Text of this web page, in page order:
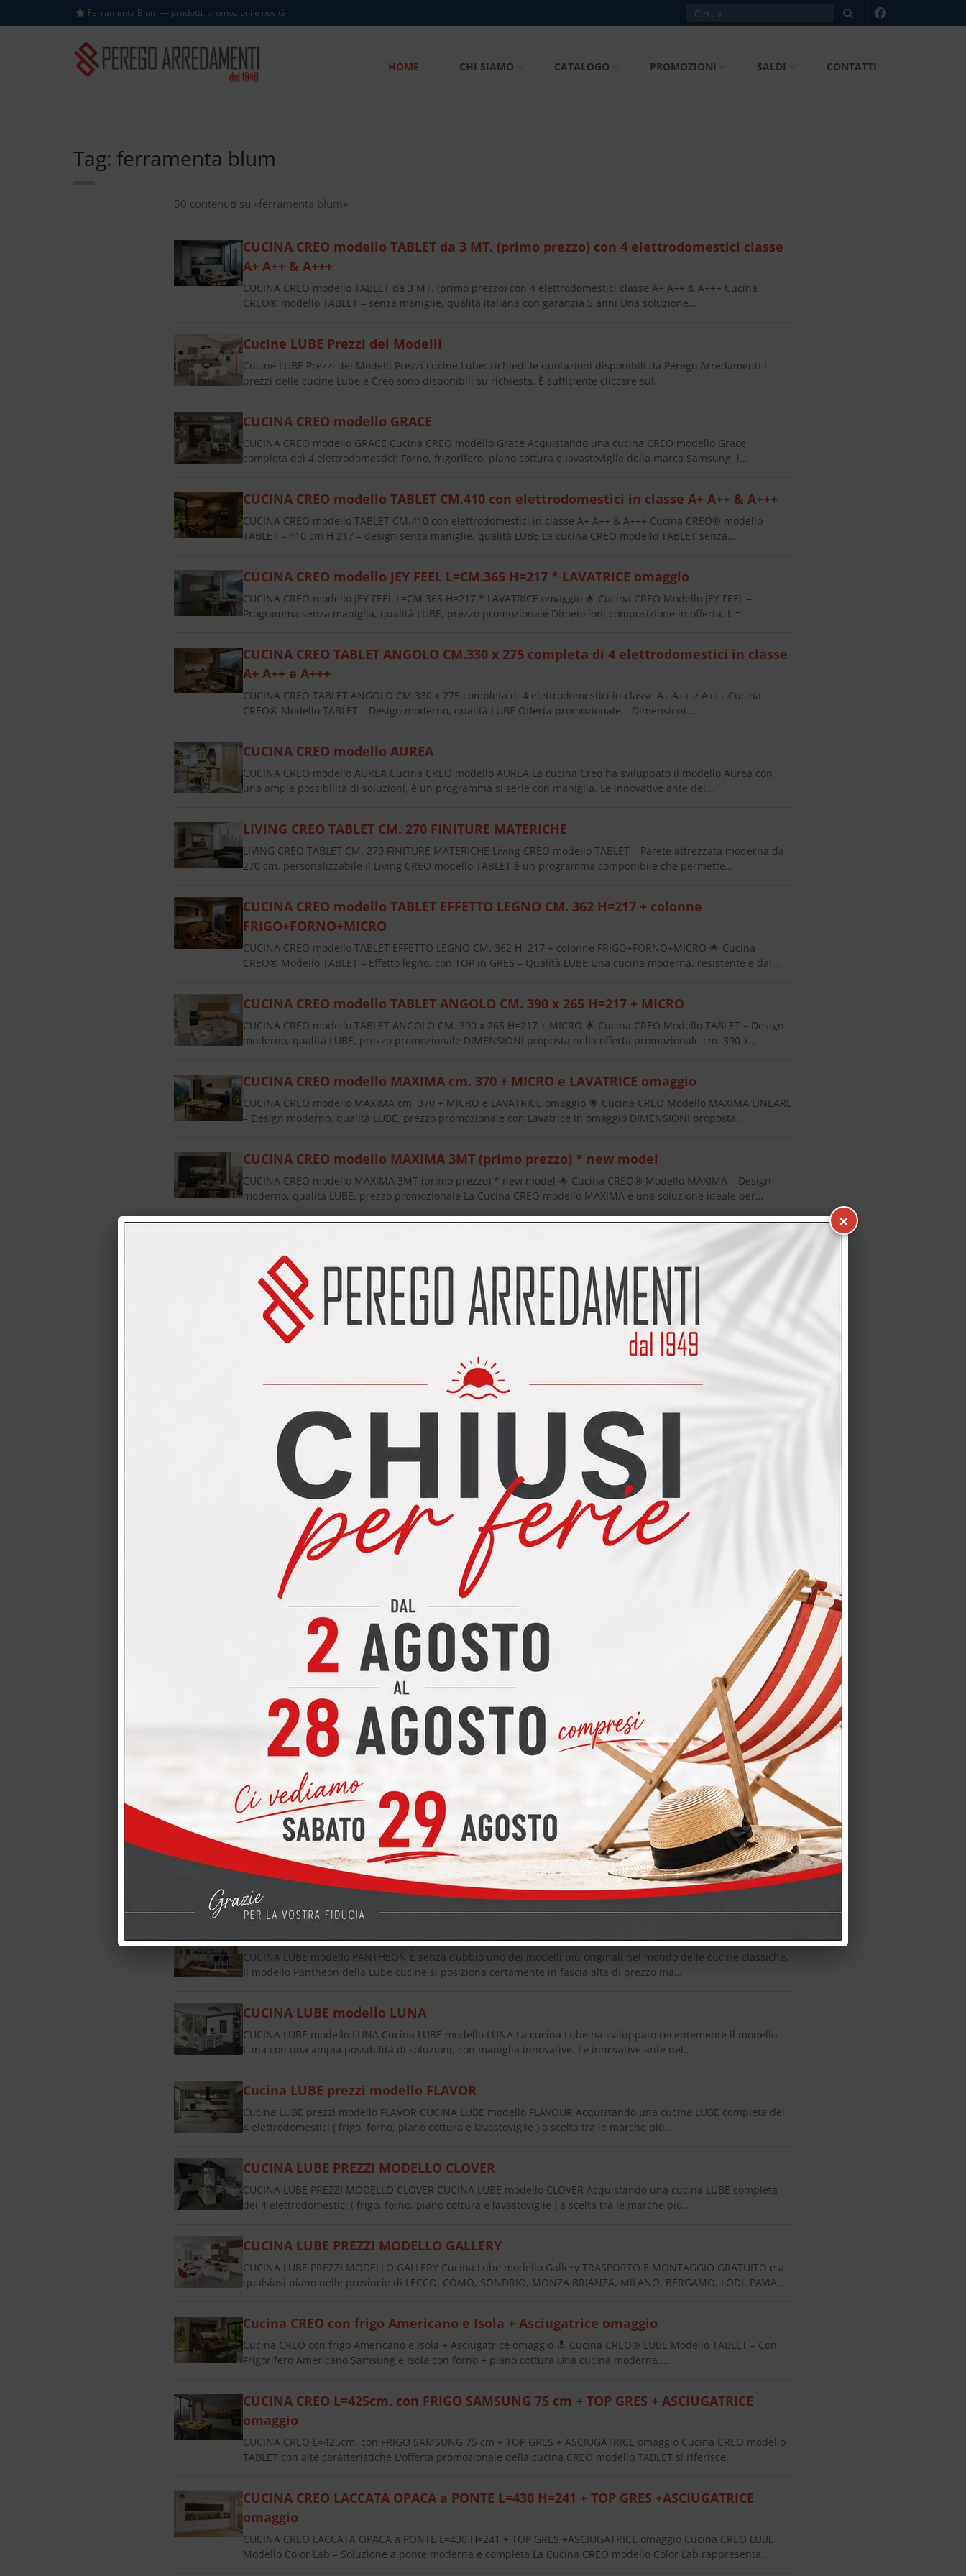
Ferramenta Blum — prodotti, promozioni e novità
HOME CHI SIAMO CATALOGO PROMOZIONI SALDI CONTATTI
Tag: ferramenta blum
50 contenuti su «ferramenta blum»
CUCINA CREO modello TABLET da 3 MT. (primo prezzo) con 4 elettrodomestici classe
A+ A++ & A+++
CUCINA CREO modello TABLET da 3 MT. (primo prezzo) con 4 elettrodomestici classe A+ A++ & A+++ Cucina
CREO® modello TABLET – senza maniglie, qualità italiana con garanzia 5 anni Una soluzione…
Cucine LUBE Prezzi dei Modelli
Cucine LUBE Prezzi dei Modelli Prezzi cucine Lube: richiedi le quotazioni disponibili da Perego Arredamenti I
prezzi delle cucine Lube e Creo sono disponibili su richiesta. È sufficiente cliccare sul…
CUCINA CREO modello GRACE
CUCINA CREO modello GRACE Cucina CREO modello Grace Acquistando una cucina CREO modello Grace
completa dei 4 elettrodomestici: Forno, frigorifero, piano cottura e lavastoviglie della marca Samsung, l…
CUCINA CREO modello TABLET CM.410 con elettrodomestici in classe A+ A++ & A+++
CUCINA CREO modello TABLET CM.410 con elettrodomestici in classe A+ A++ & A+++ Cucina CREO® modello
TABLET – 410 cm H 217 – design senza maniglie, qualità LUBE La cucina CREO modello TABLET senza…
CUCINA CREO modello JEY FEEL L=CM.365 H=217 * LAVATRICE omaggio
CUCINA CREO modello JEY FEEL L=CM.365 H=217 * LAVATRICE omaggio 🌟 Cucina CREO Modello JEY FEEL –
Programma senza maniglia, qualità LUBE, prezzo promozionale Dimensioni composizione in offerta: L =…
CUCINA CREO TABLET ANGOLO CM.330 x 275 completa di 4 elettrodomestici in classe
A+ A++ e A+++
CUCINA CREO TABLET ANGOLO CM.330 x 275 completa di 4 elettrodomestici in classe A+ A++ e A+++ Cucina
CREO® Modello TABLET – Design moderno, qualità LUBE Offerta promozionale – Dimensioni…
CUCINA CREO modello AUREA
CUCINA CREO modello AUREA Cucina CREO modello AUREA La cucina Creo ha sviluppato il modello Aurea con
una ampia possibilità di soluzioni, è un programma si serie con maniglia. Le innovative ante del…
LIVING CREO TABLET CM. 270 FINITURE MATERICHE
LIVING CREO TABLET CM. 270 FINITURE MATERICHE Living CREO modello TABLET – Parete attrezzata moderna da
270 cm, personalizzabile Il Living CREO modello TABLET è un programma componibile che permette…
CUCINA CREO modello TABLET EFFETTO LEGNO CM. 362 H=217 + colonne
FRIGO+FORNO+MICRO
CUCINA CREO modello TABLET EFFETTO LEGNO CM. 362 H=217 + colonne FRIGO+FORNO+MICRO 🌟 Cucina
CREO® Modello TABLET – Effetto legno, con TOP in GRES – Qualità LUBE Una cucina moderna, resistente e dal…
CUCINA CREO modello TABLET ANGOLO CM. 390 x 265 H=217 + MICRO
CUCINA CREO modello TABLET ANGOLO CM. 390 x 265 H=217 + MICRO 🌟 Cucina CREO Modello TABLET – Design
moderno, qualità LUBE, prezzo promozionale DIMENSIONI proposta nella offerta promozionale cm. 390 x…
CUCINA CREO modello MAXIMA cm. 370 + MICRO e LAVATRICE omaggio
CUCINA CREO modello MAXIMA cm. 370 + MICRO e LAVATRICE omaggio 🌟 Cucina CREO Modello MAXIMA LINEARE
– Design moderno, qualità LUBE, prezzo promozionale con Lavatrice in omaggio DIMENSIONI proposta…
CUCINA CREO modello MAXIMA 3MT (primo prezzo) * new model
CUCINA CREO modello MAXIMA 3MT (primo prezzo) * new model 🌟 Cucina CREO® Modello MAXIMA – Design
moderno, qualità LUBE, prezzo promozionale La Cucina CREO modello MAXIMA è una soluzione ideale per…
CUCINA CREO modello JEY CM. 335 🌟 Cucina CREO® Modello JEY FEEL – 335 cm H 217 – Design senza maniglie,
qualità LUBE La Cucina CREO modello JEY FEEL è una soluzione moderna, elegante e funzionale,…
CUCINA CREO modello SELMA
CUCINA CREO modello SELMA Cucina CREO modello Selma Acquistando una cucina CREO modello Oprah
completa dei 4 elettrodomestici: Forno, frigorifero, piano cottura e lavastoviglie della marca Samsung, l…
CUCINA CREO modello IRIS
CUCINA CREO modello IRIS Offerta promozionale per la cucina CREO modello Iris: Acquista una cucina CREO
modello Iris completa dei seguenti elettrodomestici: forno, frigorifero, piano cottura e…
CUCINA CREO MOD. JEY Feel L=450cm. con frigo INOX L=76 cm. H=203
CUCINA CREO MOD. JEY Feel L=450cm. con frigo INOX L=76 cm. H=203 🌟 Cucina CREO Modello JEY FEEL –
Moderna, senza maniglie, con frigorifero Samsung NO FROST incluso La cucina CREO Jey Feel , firmata…
CUCINA CREO modello OPRAH
CUCINA CREO modello OPRAH Cucina CREO modello Oprah Acquistando una cucina CREO modello Oprah
completa dei 4 elettrodomestici: Forno, frigorifero, piano cottura e lavastoviglie della marca Samsung, l…
CUCINA CREO mod. SMART (primo prezzo) 3MT
CUCINA CREO mod. SMART (primo prezzo) 3MT 🌟 Cucina CREO Modello SMART Neck – Qualità LUBE CREO al
miglior prezzo La Cucina CREO modello SMART neck è pensata per chi desidera una cucina moderna,…
Cucina CREO prezzi modello Rewind
Cucina CREO prezzi modello Rewind Cucina CREO modello Rewind L'offerta promozionale consiste: Acquistando
una cucina CREO modello Rewind senza maniglia completa dei 4 elettrodomestici: forno,…
CUCINA CREO modello TABLET CM. 370 + LAVATRICE omaggio
CUCINA CREO modello TABLET CM. 370 + LAVATRICE omaggio Cucina CREO® modello TABLET – Garanzia 5 anni
Qualità LUBE–CREO, accessori inclusi, promozione elettrodomestici e omaggi esclusivi La cucina…
Cucina LUBE modello ROUND
Cucina LUBE modello ROUND CUCINA LUBE modello Round Acquistando una cucina LUBE modello Round
completa dei 4 elettrodomestici ( frigo, forno, piano cottura e lavastoviglie ) a scelta tra le marche…
CUCINA LUBE modello PANTHEON È senza dubbio uno dei modelli più originali nel mondo delle cucine classiche.
Il modello Pantheon della Lube cucine si posiziona certamente in fascia alta di prezzo ma…
CUCINA LUBE modello LUNA
CUCINA LUBE modello LUNA Cucina LUBE modello LUNA La cucina Lube ha sviluppato recentemente il modello
Luna con una ampia possibilità di soluzioni, con maniglia innovative. Le innovative ante del…
Cucina LUBE prezzi modello FLAVOR
Cucina LUBE prezzi modello FLAVOR CUCINA LUBE modello FLAVOUR Acquistando una cucina LUBE completa dei
4 elettrodomestici ( frigo, forno, piano cottura e lavastoviglie ) a scelta tra le marche più…
CUCINA LUBE PREZZI MODELLO CLOVER
CUCINA LUBE PREZZI MODELLO CLOVER CUCINA LUBE modello CLOVER Acquistando una cucina LUBE completa
dei 4 elettrodomestici ( frigo, forno, piano cottura e lavastoviglie ) a scelta tra le marche più…
CUCINA LUBE PREZZI MODELLO GALLERY
CUCINA LUBE PREZZI MODELLO GALLERY Cucina Lube modello Gallery TRASPORTO E MONTAGGIO GRATUITO e a
qualsiasi piano nelle provincie di LECCO, COMO, SONDRIO, MONZA BRIANZA, MILANO, BERGAMO, LODI, PAVIA,…
Cucina CREO con frigo Americano e Isola + Asciugatrice omaggio
Cucina CREO con frigo Americano e Isola + Asciugatrice omaggio 🔝 Cucina CREO® LUBE Modello TABLET – Con
Frigorifero Americano Samsung e Isola con forno + piano cottura Una cucina moderna,…
CUCINA CREO L=425cm. con FRIGO SAMSUNG 75 cm + TOP GRES + ASCIUGATRICE
omaggio
CUCINA CREO L=425cm. con FRIGO SAMSUNG 75 cm + TOP GRES + ASCIUGATRICE omaggio Cucina CREO modello
TABLET con alte caratteristiche L'offerta promozionale della cucina CREO modello TABLET si riferisce…
CUCINA CREO LACCATA OPACA a PONTE L=430 H=241 + TOP GRES +ASCIUGATRICE
omaggio
CUCINA CREO LACCATA OPACA a PONTE L=430 H=241 + TOP GRES +ASCIUGATRICE omaggio Cucina CREO LUBE
Modello Color Lab – Soluzione a ponte moderna e completa La Cucina CREO modello Color Lab rappresenta…
×